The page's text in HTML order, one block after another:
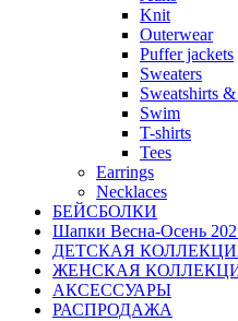
Knit
Outerwear
Puffer jackets
Sweaters
Sweatshirts
Swim
T-shirts
Tees
Earrings
Necklaces
БЕЙСБОЛКИ
Шапки Весна-Осень
ДЕТСКАЯ
ЖЕНСКАЯ
АКСЕССУАРЫ
РАСПРОДАЖА